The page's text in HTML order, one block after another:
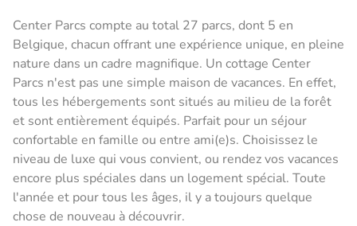
Center Parcs compte au total 27 parcs, dont 5 en
Belgique, chacun offrant une expérience unique, en pleine
nature dans un cadre magnifique. Un cottage Center
Parcs n'est pas une simple maison de vacances. En effet,
tous les hébergements sont situés au milieu de la forêt
et sont entièrement équipés. Parfait pour un séjour
confortable en famille ou entre ami(e)s. Choisissez le
niveau de luxe qui vous convient, ou rendez vos vacances
encore plus spéciales dans un logement spécial. Toute
l'année et pour tous les âges, il y a toujours quelque
chose de nouveau à découvrir.